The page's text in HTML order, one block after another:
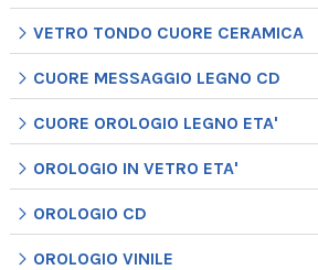
VETRO TONDO CUORE CERAMICA
CUORE MESSAGGIO LEGNO CD
CUORE OROLOGIO LEGNO ETA'
OROLOGIO IN VETRO ETA'
OROLOGIO CD
OROLOGIO VINILE